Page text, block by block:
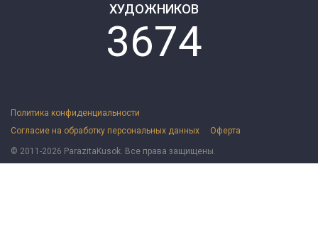
ХУДОЖНИКОВ
3674
Политика конфиденциальности
Согласие на обработку персональных данных
Оферта
© 2011-2026 ParazitaKusok. Все права защищены.